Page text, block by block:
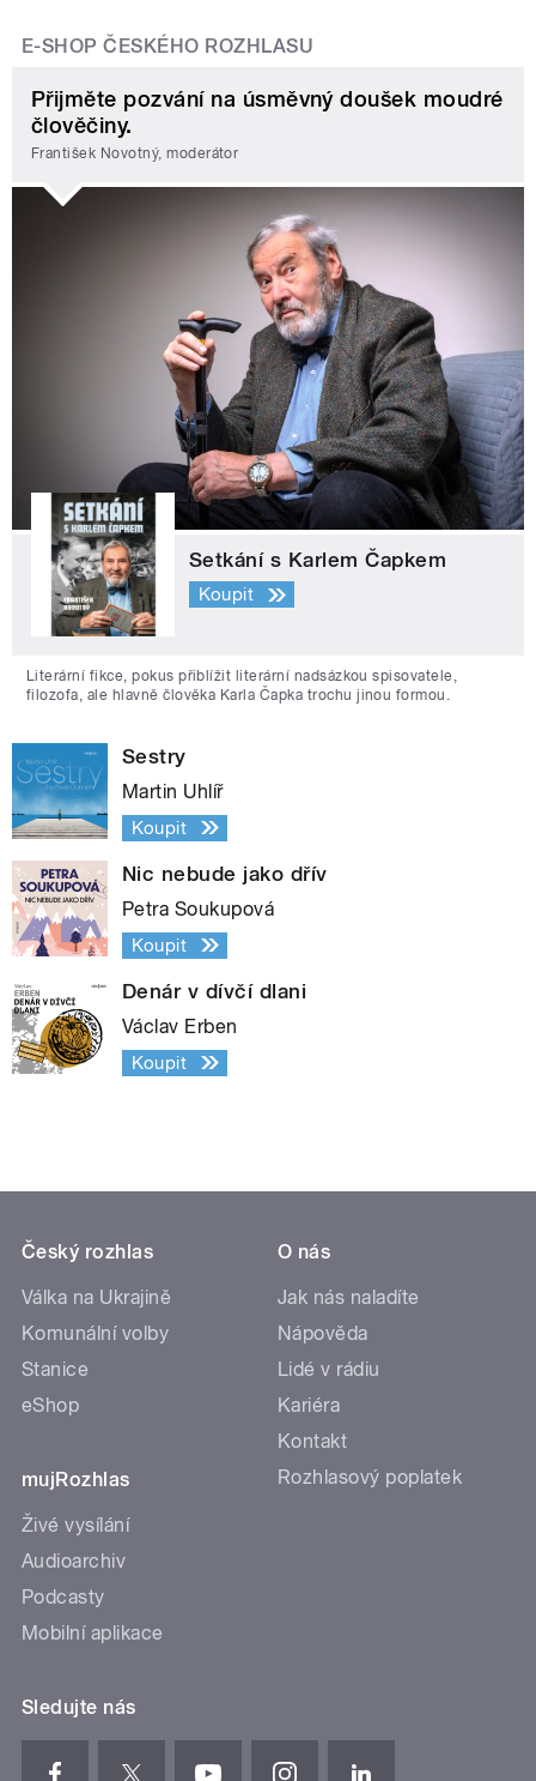
E-SHOP ČESKÉHO ROZHLASU
Přijměte pozvání na úsměvný doušek moudré
člověčiny.
František Novotný, moderátor
Setkání s Karlem Čapkem
Koupit
Literární fikce, pokus přiblížit literární nadsázkou spisovatele,
filozofa, ale hlavně člověka Karla Čapka trochu jinou formou.
Sestry
Martin Uhlíř
Koupit
Nic nebude jako dřív
Petra Soukupová
Koupit
Denár v dívčí dlani
Václav Erben
Koupit
Český rozhlas
Válka na Ukrajině
Komunální volby
Stanice
eShop
mujRozhlas
Živé vysílání
Audioarchiv
Podcasty
Mobilní aplikace
O nás
Jak nás naladíte
Nápověda
Lidé v rádiu
Kariéra
Kontakt
Rozhlasový poplatek
Sledujte nás